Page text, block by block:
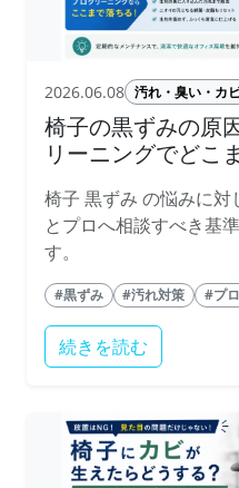
2026.06.08 汚れ・臭い・カ
椅子の黒ずみの原
リーニングでどこ
椅子 黒ずみ の悩みに
とプロへ相談すべき基
す。
#黒ずみ #汚れ対策 #プ
続きを読む